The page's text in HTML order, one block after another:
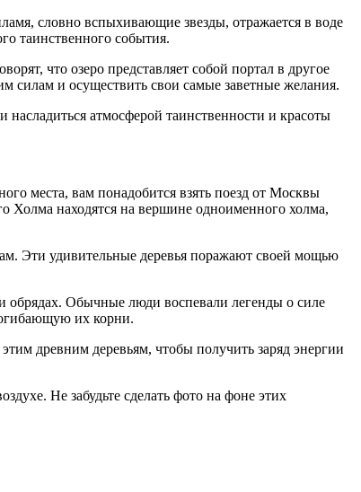
словно вспыхивающие звезды, отражается в воде
таинственного события.
что озеро представляет собой портал в другое
силам и осуществить свои самые заветные желания.
атмосферой таинственности и красоты
места, вам понадобится взять поезд от Москвы
Холма находятся на вершине одноименного холма,
Эти удивительные деревья поражают своей мощью
Обычные люди воспевали легенды о силе
огибающую их корни.
древним деревьям, чтобы получить заряд энергии
Не забудьте сделать фото на фоне этих